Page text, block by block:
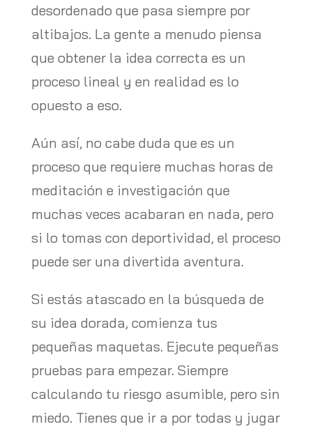
desordenado que pasa siempre por
altibajos. La gente a menudo piensa
que obtener la idea correcta es un
proceso lineal y en realidad es lo
opuesto a eso.
Aún así, no cabe duda que es un
proceso que requiere muchas horas de
meditación e investigación que
muchas veces acabaran en nada, pero
si lo tomas con deportividad, el proceso
puede ser una divertida aventura.
Si estás atascado en la búsqueda de
su idea dorada, comienza tus
pequeñas maquetas. Ejecute pequeñas
pruebas para empezar. Siempre
calculando tu riesgo asumible, pero sin
miedo. Tienes que ir a por todas y jugar